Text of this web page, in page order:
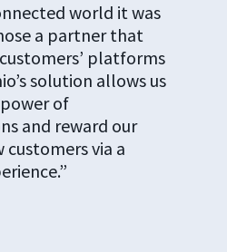
world it was
a partner that
platforms
solution allows us
of
and reward our
customers via a